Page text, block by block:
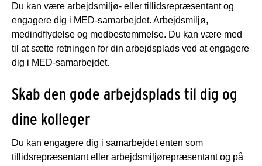
Du kan være arbejdsmiljø- eller tillidsrepræsentant og
engagere dig i MED-samarbejdet. Arbejdsmiljø,
medindflydelse og medbestemmelse. Du kan være med
til at sætte retningen for din arbejdsplads ved at engagere
dig i MED-samarbejdet.
Skab den gode arbejdsplads til dig og
dine kolleger
Du kan engagere dig i samarbejdet enten som
tillidsrepræsentant eller arbejdsmiljørepræsentant og på